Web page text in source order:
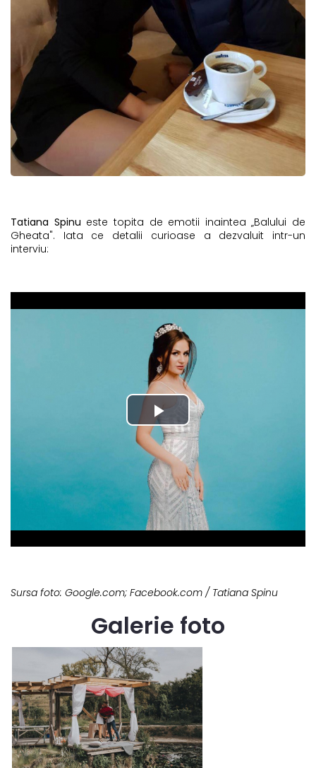
Tatiana Spinu este topita de emotii inaintea „Balului de
Gheata". Iata ce detalii curioase a dezvaluit intr-un
interviu:
Sursa foto: Google.com; Facebook.com / Tatiana Spinu
Galerie foto